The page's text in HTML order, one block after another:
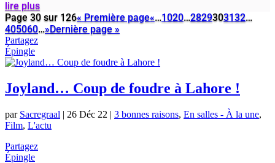
lire plus
Page 30 sur 126« Première page«…1020…2829303132…
405060…»Dernière page »
Partagez
Épingle
Joyland… Coup de foudre à Lahore !
par Sacregraal | 26 Déc 22 | 3 bonnes raisons, En salles - À la une,
Film, L'actu
Partagez
Épingle